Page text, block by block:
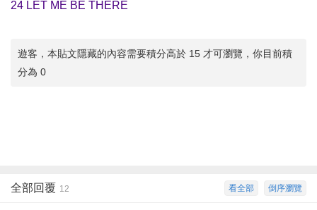
24 LET ME BE THERE
遊客，本貼文隱藏的內容需要積分高於 15 才可瀏覽，你目前積
分為 0
倒序瀏覽
看全部
全部回覆 12